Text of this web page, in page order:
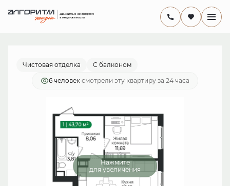
1-комнатная
8 521 500 руб.
от 24 793 руб./мес.
Чистовая отделка С балконом
6 человек смотрели эту квартиру за 24 часа
Нажмите
для увеличения